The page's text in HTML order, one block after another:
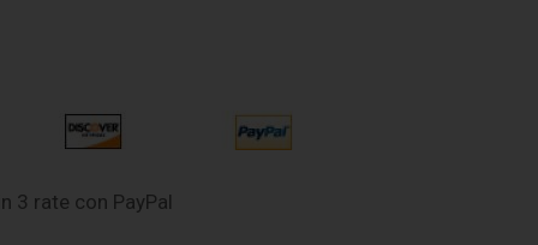
3 rate con PayPal